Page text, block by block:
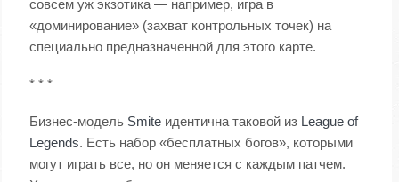
совсем уж экзотика — например, игра в
«доминирование» (захват контрольных точек) на
специально предназначенной для этого карте.
* * *
Бизнес-модель Smite идентична таковой из League of
Legends. Есть набор «бесплатных богов», которыми
могут играть все, но он меняется с каждым патчем.